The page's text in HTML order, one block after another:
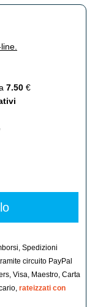
7.50 €
, Spedizioni
circuito PayPal
Visa, Maestro, Carta
rateizzati con